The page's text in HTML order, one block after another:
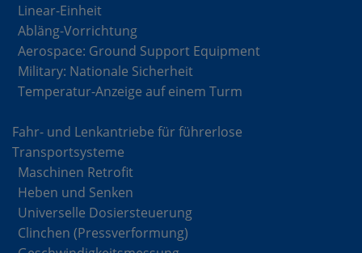
Linear-Einheit
Abläng-Vorrichtung
Aerospace: Ground Support Equipment
Military: Nationale Sicherheit
Temperatur-Anzeige auf einem Turm
Fahr- und Lenkantriebe für führerlose
Transportsysteme
Maschinen Retrofit
Heben und Senken
Universelle Dosiersteuerung
Clinchen (Pressverformung)